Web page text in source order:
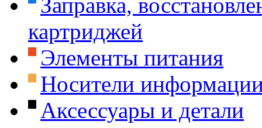
картриджей
Элементы питания
Носители
Аксессуары и детали